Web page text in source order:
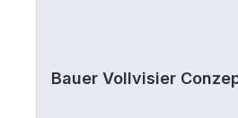
Bauer Vollvisier